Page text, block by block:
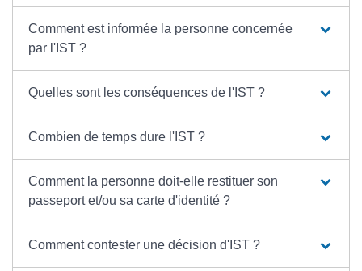
Comment est informée la personne concernée
par l'IST ?
Quelles sont les conséquences de l'IST ?
Combien de temps dure l'IST ?
Comment la personne doit-elle restituer son
passeport et/ou sa carte d'identité ?
Comment contester une décision d'IST ?